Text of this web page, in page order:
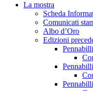
La mostra
Scheda
Comunicati
Albo d’Oro
Edizioni